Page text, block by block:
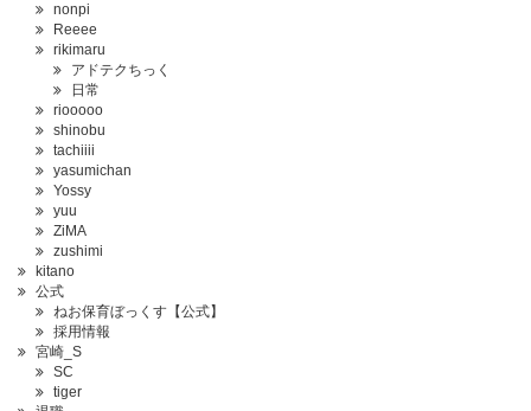
nonpi
Reeee
rikimaru
アドテクちっく
日常
riooooo
shinobu
tachiiii
yasumichan
Yossy
yuu
ZiMA
zushimi
kitano
公式
ねお保育ぼっくす【公式】
採用情報
宮崎_S
SC
tiger